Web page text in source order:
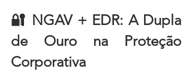
🔐 NGAV + EDR: A Dupla
de Ouro na Proteção
Corporativa